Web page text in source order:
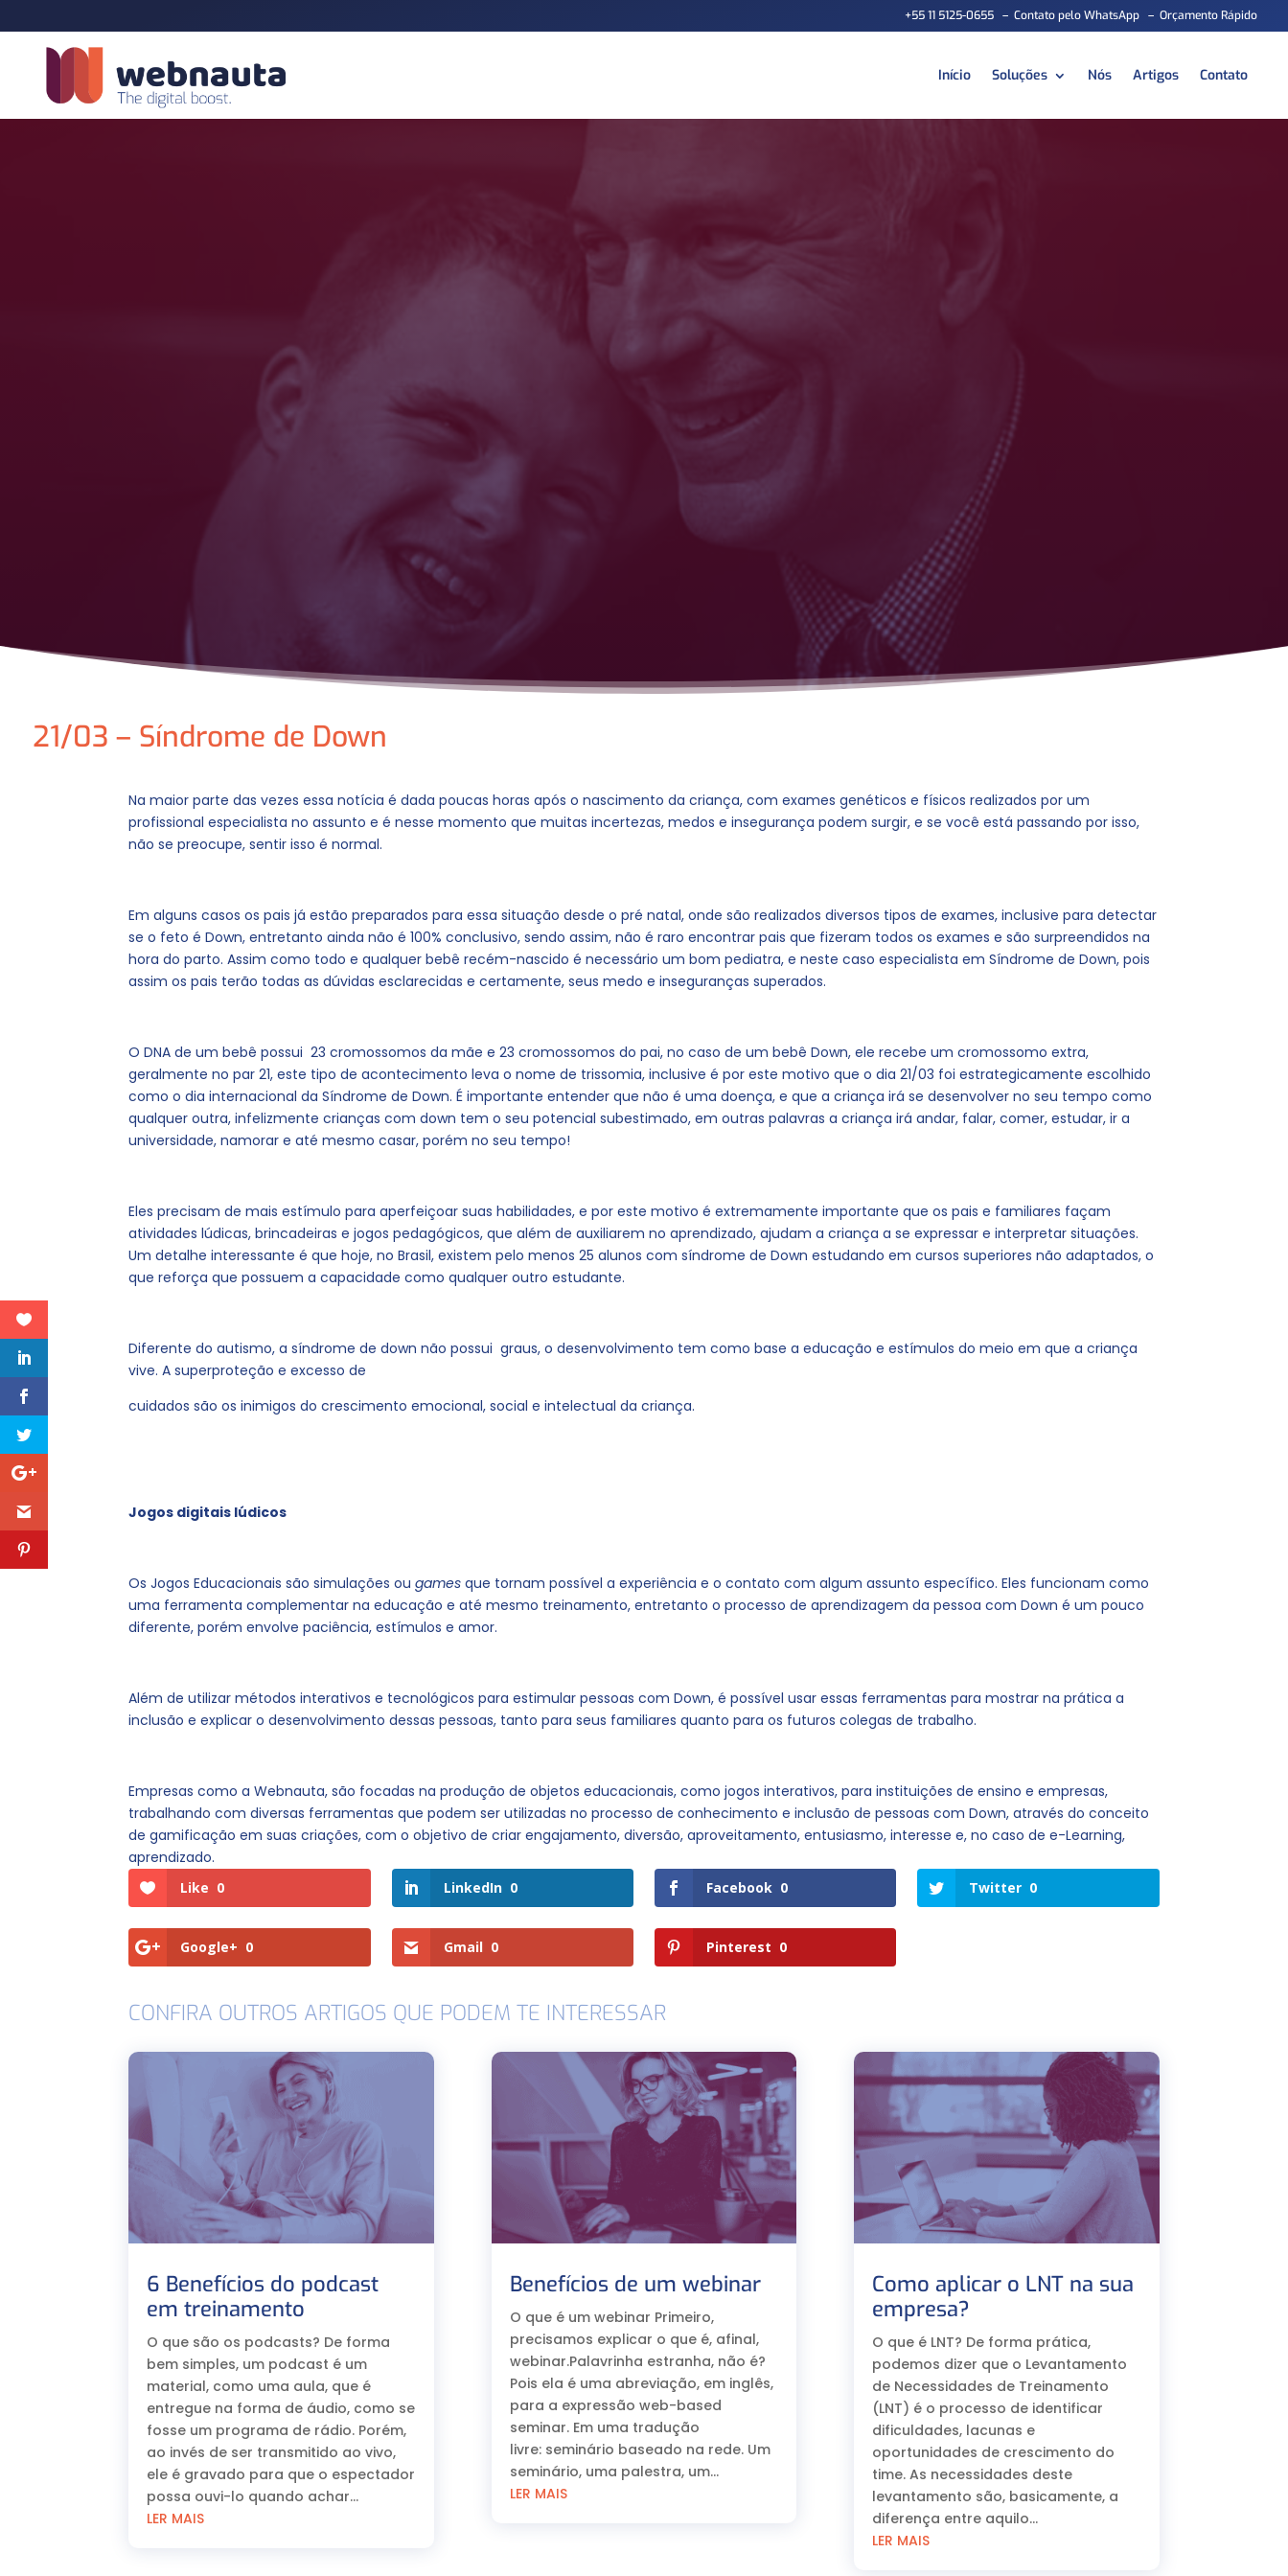
+55 11 5125-0655 – Contato pelo WhatsApp – Orçamento Rápido
Início Soluções Nós Artigos Contato
21/03 – Síndrome de Down
Na maior parte das vezes essa notícia é dada poucas horas após o nascimento da criança, com exames genéticos e físicos realizados por um
profissional especialista no assunto e é nesse momento que muitas incertezas, medos e insegurança podem surgir, e se você está passando por isso,
não se preocupe, sentir isso é normal.
Em alguns casos os pais já estão preparados para essa situação desde o pré natal, onde são realizados diversos tipos de exames, inclusive para detectar
se o feto é Down, entretanto ainda não é 100% conclusivo, sendo assim, não é raro encontrar pais que fizeram todos os exames e são surpreendidos na
hora do parto. Assim como todo e qualquer bebê recém-nascido é necessário um bom pediatra, e neste caso especialista em Síndrome de Down, pois
assim os pais terão todas as dúvidas esclarecidas e certamente, seus medo e inseguranças superados.
O DNA de um bebê possui 23 cromossomos da mãe e 23 cromossomos do pai, no caso de um bebê Down, ele recebe um cromossomo extra,
geralmente no par 21, este tipo de acontecimento leva o nome de trissomia, inclusive é por este motivo que o dia 21/03 foi estrategicamente escolhido
como o dia internacional da Síndrome de Down. É importante entender que não é uma doença, e que a criança irá se desenvolver no seu tempo como
qualquer outra, infelizmente crianças com down tem o seu potencial subestimado, em outras palavras a criança irá andar, falar, comer, estudar, ir a
universidade, namorar e até mesmo casar, porém no seu tempo!
Eles precisam de mais estímulo para aperfeiçoar suas habilidades, e por este motivo é extremamente importante que os pais e familiares façam
atividades lúdicas, brincadeiras e jogos pedagógicos, que além de auxiliarem no aprendizado, ajudam a criança a se expressar e interpretar situações.
Um detalhe interessante é que hoje, no Brasil, existem pelo menos 25 alunos com síndrome de Down estudando em cursos superiores não adaptados, o
que reforça que possuem a capacidade como qualquer outro estudante.
Diferente do autismo, a síndrome de down não possui graus, o desenvolvimento tem como base a educação e estímulos do meio em que a criança
vive. A superproteção e excesso de
cuidados são os inimigos do crescimento emocional, social e intelectual da criança.
Jogos digitais lúdicos
Os Jogos Educacionais são simulações ougamesque tornam possível a experiência e o contato com algum assunto específico. Eles funcionam como
uma ferramenta complementar na educação e até mesmo treinamento, entretanto o processo de aprendizagem da pessoa com Down é um pouco
diferente, porém envolve paciência, estímulos e amor.
Além de utilizar métodos interativos e tecnológicos para estimular pessoas com Down, é possível usar essas ferramentas para mostrar na prática a
inclusão e explicar o desenvolvimento dessas pessoas, tanto para seus familiares quanto para os futuros colegas de trabalho.
Empresas como a Webnauta, são focadas na produção de objetos educacionais, como jogos interativos, para instituições de ensino e empresas,
trabalhando com diversas ferramentas que podem ser utilizadas no processo de conhecimento e inclusão de pessoas com Down, através do conceito
de gamificação em suas criações, com o objetivo de criar engajamento, diversão, aproveitamento, entusiasmo, interesse e, no caso de e-Learning,
aprendizado.
Like 0 LinkedIn 0 Facebook 0 Twitter 0
Google+ 0 Gmail 0 Pinterest 0
CONFIRA OUTROS ARTIGOS QUE PODEM TE INTERESSAR
6 Benefícios do podcast
em treinamento
O que são os podcasts? De forma
bem simples, um podcast é um
material, como uma aula, que é
entregue na forma de áudio, como se
fosse um programa de rádio. Porém,
ao invés de ser transmitido ao vivo,
ele é gravado para que o espectador
possa ouvi-lo quando achar...
LER MAIS
Benefícios de um webinar
O que é um webinar Primeiro,
precisamos explicar o que é, afinal,
webinar.Palavrinha estranha, não é?
Pois ela é uma abreviação, em inglês,
para a expressão web-based
seminar. Em uma tradução
livre: seminário baseado na rede. Um
seminário, uma palestra, um...
LER MAIS
Como aplicar o LNT na sua
empresa?
O que é LNT? De forma prática,
podemos dizer que o Levantamento
de Necessidades de Treinamento
(LNT) é o processo de identificar
dificuldades, lacunas e
oportunidades de crescimento do
time. As necessidades deste
levantamento são, basicamente, a
diferença entre aquilo...
LER MAIS